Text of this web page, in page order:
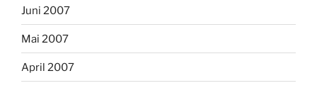
Juni 2007
Mai 2007
April 2007